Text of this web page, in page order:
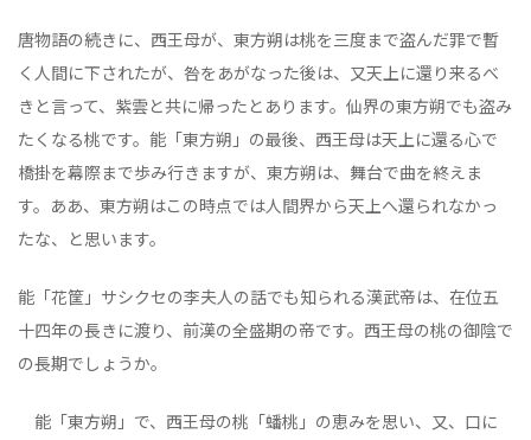
唐物語の続きに、西王母が、東方朔は桃を三度まで盗んだ罪で暫
く人間に下されたが、咎をあがなった後は、又天上に還り来るべ
きと言って、紫雲と共に帰ったとあります。仙界の東方朔でも盗み
たくなる桃です。能「東方朔」の最後、西王母は天上に還る心で
橋掛を幕際まで歩み行きますが、東方朔は、舞台で曲を終えま
す。ああ、東方朔はこの時点では人間界から天上へ還られなかっ
たな、と思います。
能「花筐」サシクセの李夫人の話でも知られる漢武帝は、在位五
十四年の長きに渡り、前漢の全盛期の帝です。西王母の桃の御陰で
の長期でしょうか。
能「東方朔」で、西王母の桃「蟠桃」の恵みを思い、又、口に